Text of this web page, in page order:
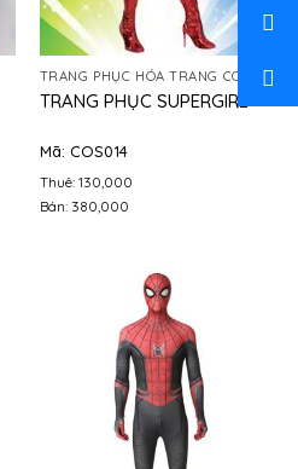
TRANG PHỤC HÓA TRANG COSPLAY
TRANG PHỤC SUPERGIRL
Mã: COS014
Thuê: 130,000
Bán: 380,000